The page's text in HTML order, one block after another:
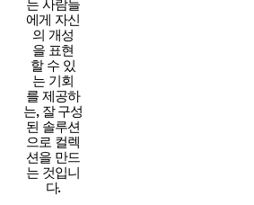
는 사람들
에게 자신
의 개성
을 표현
할 수 있
는 기회
를 제공하
는, 잘 구성
된 솔루션
으로 컬렉
션을 만드
는 것입니
다.